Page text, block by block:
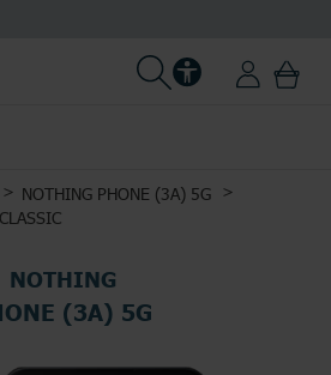
NOTHING PHONE (3A) 5G
NOTHING
(3A) 5G